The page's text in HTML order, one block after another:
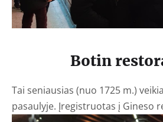
Botin
Tai seniausias (nuo 1725 m.)
pasaulyje. Įregistruotas į Gineso